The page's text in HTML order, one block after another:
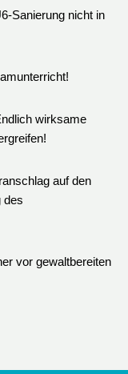
Sanierung nicht in
wirksame
auf den
des
vor gewaltbereiten